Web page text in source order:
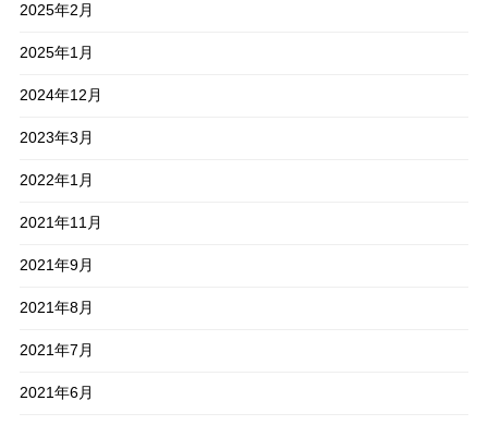
2025年2月
2025年1月
2024年12月
2023年3月
2022年1月
2021年11月
2021年9月
2021年8月
2021年7月
2021年6月